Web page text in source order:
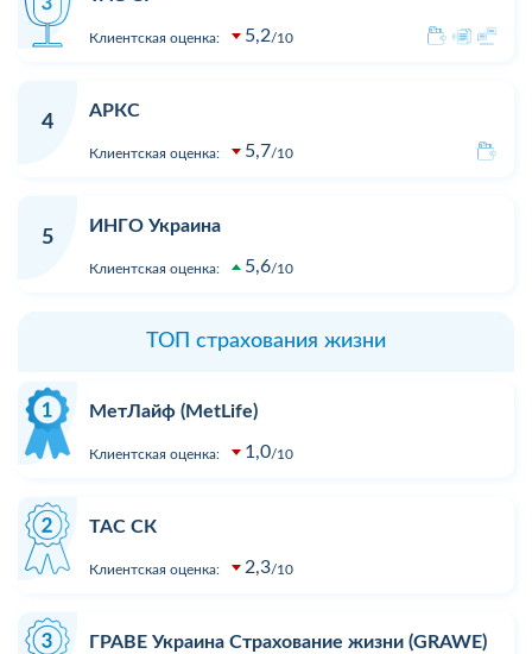
Клиентская оценка: 5,2 10
4
АРКС
Клиентская оценка: 5,7 10
5
ИНГО Украина
Клиентская оценка: 5,6 10
ТОП страхования жизни
МетЛайф (MetLife)
Клиентская оценка: 1,0 10
ТАС СК
Клиентская оценка: 2,3 10
ГРАВЕ Украина Страхование жизни (GRAWE)